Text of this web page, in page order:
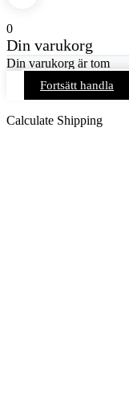
0
Din varukorg
Din varukorg är tom
Fortsätt handla
Calculate Shipping